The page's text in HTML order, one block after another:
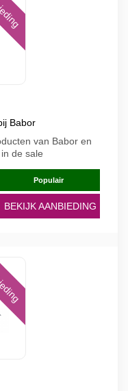
Babor
van Babor en
de sale
Populair
BEKIJK AANBIEDING